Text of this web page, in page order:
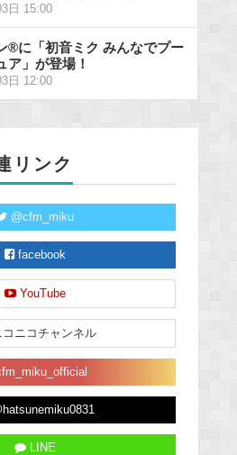
日 15:00
®に「初音ミク みんなでプー
ア」が登場！
日 12:00
リンク
@cfm_miku
facebook
YouTube
コニコチャンネル
LINE